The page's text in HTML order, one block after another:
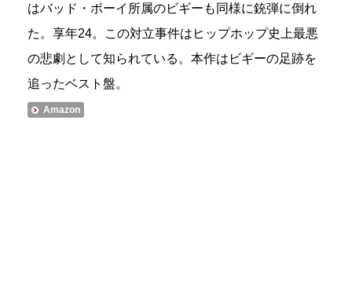
はバッド・ボーイ所属のビギーも同様に銃弾に倒れ
た。享年24。この対立事件はヒップホップ史上最悪
の悲劇として知られている。本作はビギーの足跡を
追ったベスト盤。
Amazon